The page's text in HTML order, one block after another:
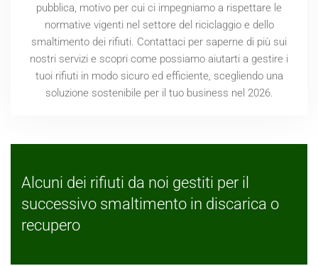
pubblica, motivo per cui ci impegniamo a rispettare le
normative vigenti nel settore del riciclaggio e dello
smaltimento dei rifiuti. Contattaci per saperne di più sui
nostri servizi e scopri come possiamo aiutarti a gestire i
tuoi rifiuti in modo sicuro ed efficiente, scegliendo una
soluzione sostenibile per il tuo business nel 2026.
Alcuni dei rifiuti da noi gestiti per il
successivo smaltimento in discarica o
recupero